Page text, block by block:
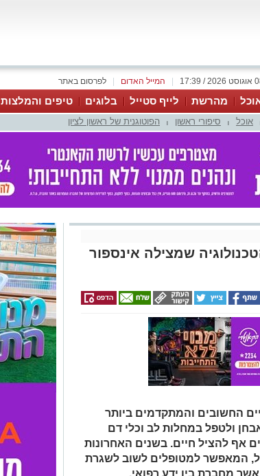
לפרסום באתר המייל האדום / 17:39
מהרשת לייף סטייל בלוגים טיפים והמלצות
אוכל סיפורי ראשון הפוטוגנית של ראשון לציון
שמצילה אינספור
החשובים והמתקדמים ביותר
ולטפל במחלות לב וכלי דם
אף להציל חיים. בשנים האחרונות
המאפשר למטופלים לשוב לשגרת
מחברת בין ידע רפואי,